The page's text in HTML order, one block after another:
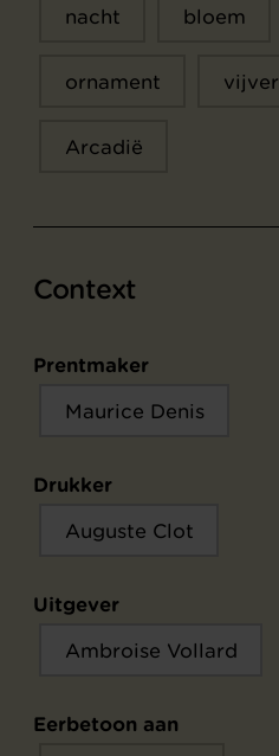
nacht bloem
ornament vijver
Arcadië
Context
Prentmaker
Maurice Denis
Drukker
Auguste Clot
Uitgever
Ambroise Vollard
Eerbetoon aan